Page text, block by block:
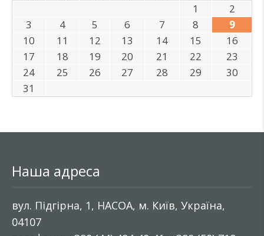
1
2
3
4 5 6 7 8
9
10
11 12 13 14 15
16
17
18 19 20 21 22
23
24
25 26 27 28 29
30
31
Наша адреса
вул. Підгірна, 1, НАСОА, м. Київ, Україна,
04107